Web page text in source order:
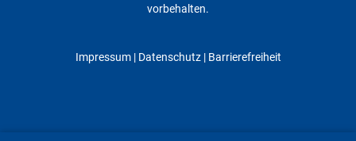
vorbehalten.
Impressum| Datenschutz| Barrierefreiheit